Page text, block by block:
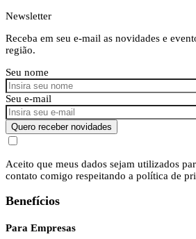
Newsletter
Receba em seu e-mail as novidades e
região.
Seu nome
Seu e-mail
Quero receber novidades
Aceito que meus dados sejam utilizados
contato comigo respeitando a política de
Benefícios
Para Empresas